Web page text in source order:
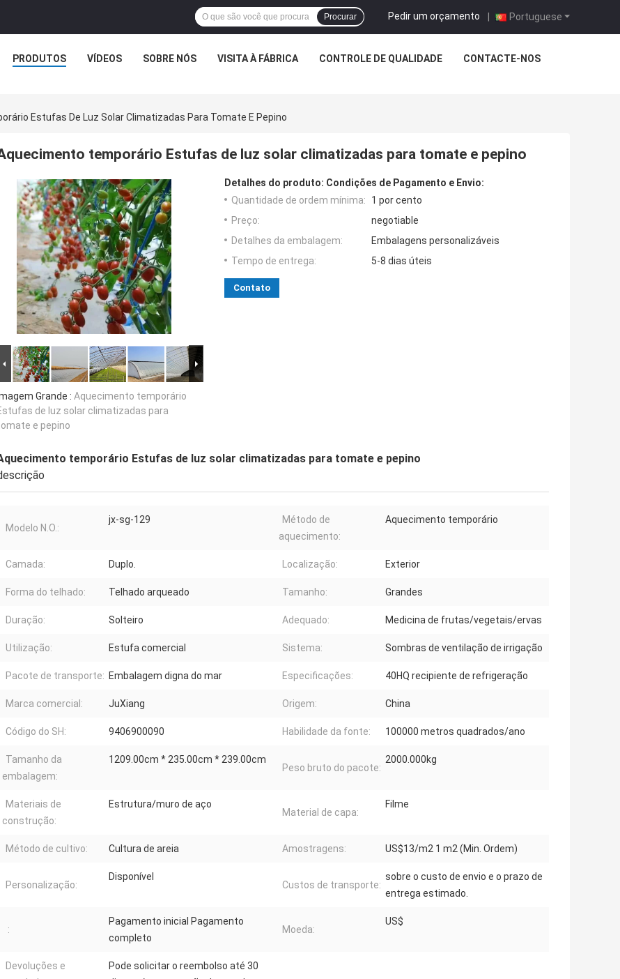
Portuguese
Pedir um orçamento |
Procurar
PRODUTOS VÍDEOS SOBRE NÓS VISITA À FÁBRICA CONTROLE DE QUALIDADE CONTACTE-NOS
Estufas De Luz Solar Climatizadas Para Tomate E Pepino
temporário Estufas de luz solar climatizadas para tomate e pepino
Grande : Aquecimento temporário
de luz solar climatizadas para
e pepino
Detalhes do produto: Condições de Pagamento e Envio:
Quantidade de ordem mínima:
1 por cento
Preço:
negotiable
Detalhes da embalagem:
Embalagens personalizáveis
Tempo de entrega:
5-8 dias úteis
Contato
temporário Estufas de luz solar climatizadas para tomate e pepino
Modelo N.O.:
jx-sg-129
Método de
aquecimento:
Aquecimento temporário
Camada: Duplo. Localização: Exterior
Forma do telhado: Telhado arqueado Tamanho: Grandes
Duração: Solteiro Adequado: Medicina de frutas/vegetais/ervas
Utilização: Estufa comercial Sistema: Sombras de ventilação de irrigação
Pacote de transporte: Embalagem digna do mar Especificações: 40HQ recipiente de refrigeração
Marca comercial: JuXiang Origem: China
Código do SH: 9406900090 Habilidade da fonte: 100000 metros quadrados/ano
Tamanho da
embalagem:
1209.00cm * 235.00cm * 239.00cm
Peso bruto do pacote:
2000.000kg
Materiais de
construção:
Estrutura/muro de aço
Material de capa:
Filme
Método de cultivo: Cultura de areia Amostragens: US$13/m2 1 m2 (Min. Ordem)
Personalização:
Disponível
Custos de transporte:
sobre o custo de envio e o prazo de
entrega estimado.
:
Pagamento inicial Pagamento
completo
Moeda:
US$
Devoluções e
Pode solicitar o reembolso até 30